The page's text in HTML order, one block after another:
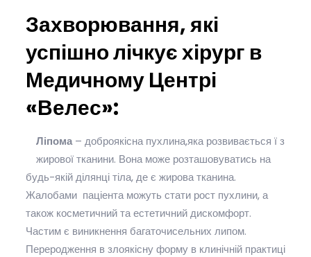
Захворювання, які
успішно лічкує хірург в
Медичному Центрі
«Велес»:
Ліпома– доброякісна пухлина,яка розвивається ї з
жирової тканини. Вона може розташовуватись на
будь-якій ділянці тіла, де є жирова тканина.
Жалобами паціента можуть стати рост пухлини, а
також косметичний та естетичний дискомфорт.
Частим є виникнення багаточисельних липом.
Переродження в злоякісну форму в клинічній практиці